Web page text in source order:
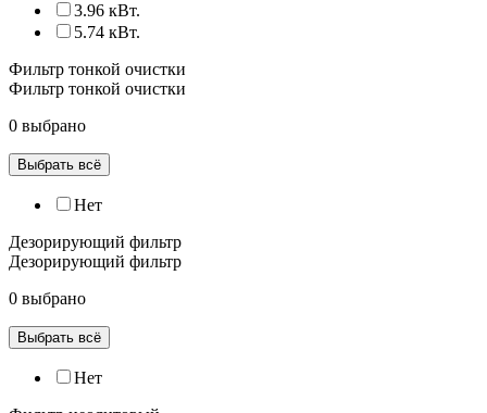
3.96 кВт.
5.74 кВт.
Фильтр тонкой очистки
Фильтр тонкой очистки
0 выбрано
Выбрать всё
Нет
Дезорирующий фильтр
Дезорирующий фильтр
0 выбрано
Выбрать всё
Нет